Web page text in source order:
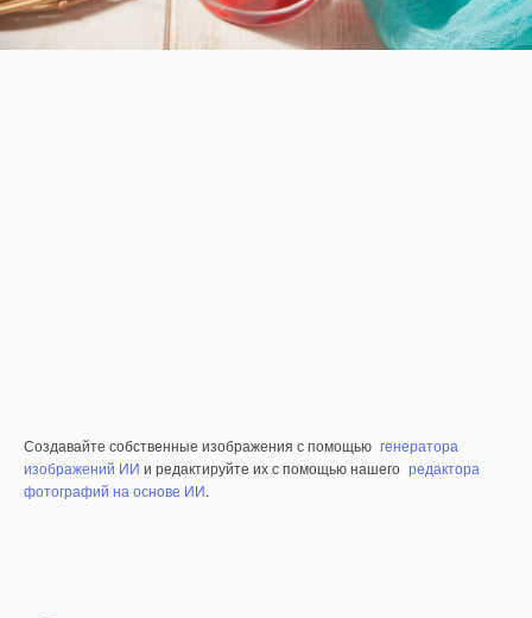
Создавайте собственные изображения с помощью генератора
изображений ИИ и редактируйте их с помощью нашего редактора
фотографий на основе ИИ.